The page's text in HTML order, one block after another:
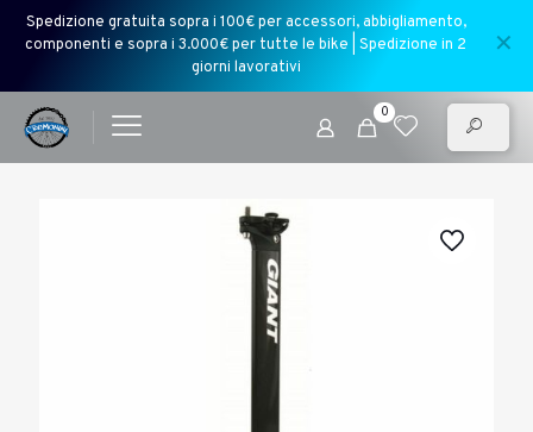
Spedizione gratuita sopra i 100€ per accessori, abbigliamento,
componenti e sopra i 3.000€ per tutte le bike | Spedizione in 2
giorni lavorativi
✕
0